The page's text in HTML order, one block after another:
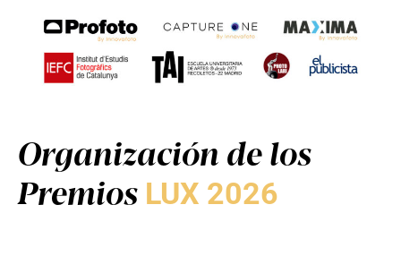
Organización de los
Premios LUX 2026